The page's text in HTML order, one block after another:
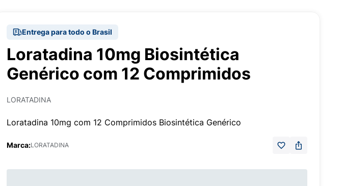
Entrega para todo o Brasil
Loratadina 10mg Biosintética
Genérico com 12 Comprimidos
LORATADINA
Loratadina 10mg com 12 Comprimidos Biosintética Genérico
Marca:LORATADINA